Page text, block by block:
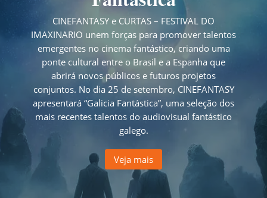
CINEFANTASY e CURTAS – FESTIVAL DO
IMAXINARIO unem forças para promover talentos
emergentes no cinema fantástico, criando uma
ponte cultural entre o Brasil e a Espanha que
abrirá novos públicos e futuros projetos
conjuntos. No dia 25 de setembro, CINEFANTASY
apresentará “Galicia Fantástica”, uma seleção dos
mais recentes talentos do audiovisual fantástico
galego.
Veja mais